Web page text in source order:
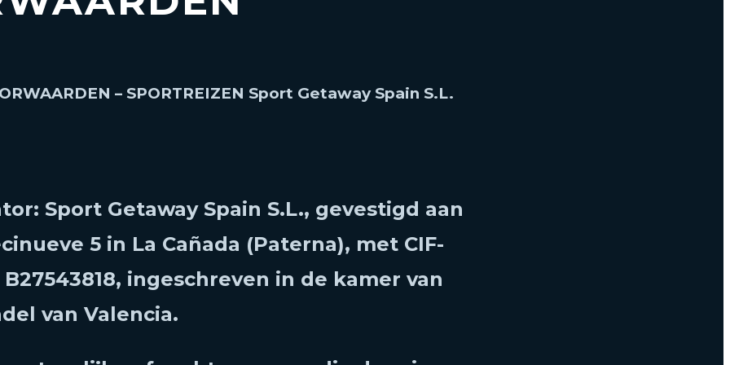
– SPORTREIZEN Sport Getaway Spain S.L.
Sport Getaway Spain S.L., gevestigd aan
5 in La Cañada (Paterna), met CIF-
ingeschreven in de kamer van
van Valencia.